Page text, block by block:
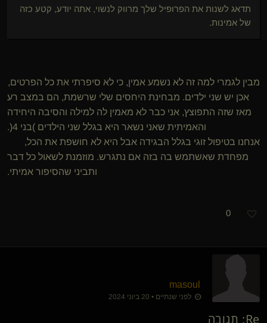
תדאג לשנות את הפרופיל שלך מרווק לנשוי, אתה יודע, קטע כזה
של אמינות.
מבין לגמרי למה זה לא נשמע אמין, כי לא סיפרתי את כל הפרטים,
אכן יש שני ילדים. מבחינת היחסים שלי שרשמת, הם במצב רע
מאז שזה התפוצץ, אני כבר לא מאמין לה למילה והסיבה היחידה
והאמיתית שאני נשאר היא בגלל שני הילדים )בני 4(.
אנחנו בטיפול זוגי בגלל הבגידה אבל היא לא חושפת את הכל,
מפחדת שאשתמש בה בזה אם נתגרש. מוזמנת לשאול כל דבר
ותביני שהסיפור אמיתי.
0
masoul
לפני שנתיים • 20 ביוני 2024
Re: תגובה